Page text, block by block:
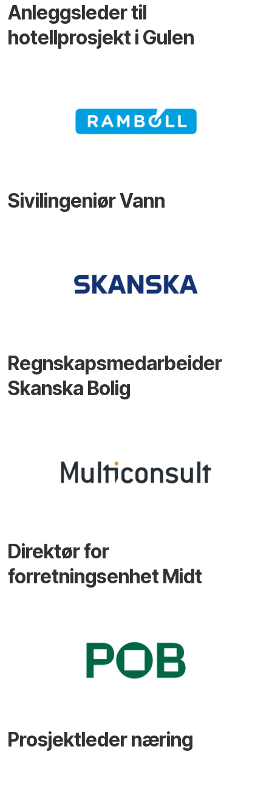
Anleggsleder til
hotellprosjekt i Gulen
Sivilingeniør Vann
Regnskapsmedarbeider
Skanska Bolig
Direktør for
forretningsenhet Midt
Prosjektleder næring